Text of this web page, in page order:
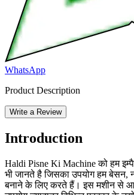
WhatsApp
Product Description
Write a Review
Introduction
Haldi Pisne Ki Machine को हम
भी जानते है जिसका उपयोग हम
बनाने के लिए करते हैं। इस मशीन से